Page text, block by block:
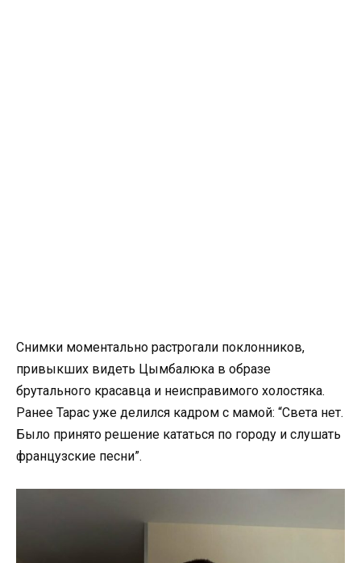
Снимки моментально растрогали поклонников,
привыкших видеть Цымбалюка в образе
брутального красавца и неисправимого холостяка.
Ранее Тарас уже делился кадром с мамой: “Света нет.
Было принято решение кататься по городу и слушать
французские песни”.